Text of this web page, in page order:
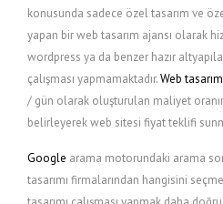
konusunda sadece özel tasarım ve
yapan bir web tasarım ajansı olarak
wordpress ya da benzer hazır
çalışması yapmamaktadır.Web
/ gün olarak oluşturulan maliyet
belirleyerek web sitesi fiyat teklifi
Google arama motorundaki arama
tasarımı firmalarından hangisini